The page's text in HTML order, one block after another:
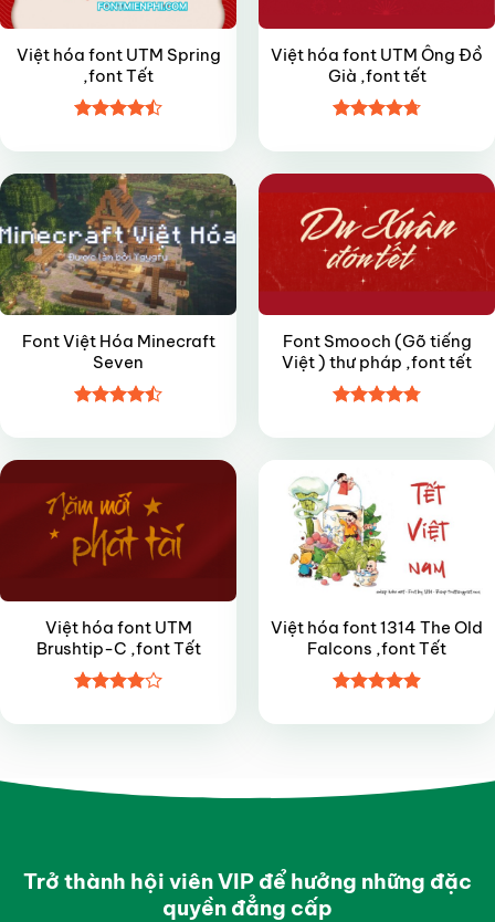
Việt hóa font UTM Spring
,font Tết
hạng4.45
5 sao
Việt hóa font UTM Ông Đồ
Già ,font tết
hạng4.75
sao
Font Việt Hóa Minecraft
Seven
hạng4.5
5 sao
Font Smooch (Gõ tiếng
Việt ) thư pháp ,font tết
hạng4.85
sao
Việt hóa font UTM
Brushtip-C ,font Tết
xếp hạng
Việt hóa font 1314 The Old
Falcons ,font Tết
hạng4.95
Trở thành hội viên VIP để hưởng những đặc
quyền đẳng cấp